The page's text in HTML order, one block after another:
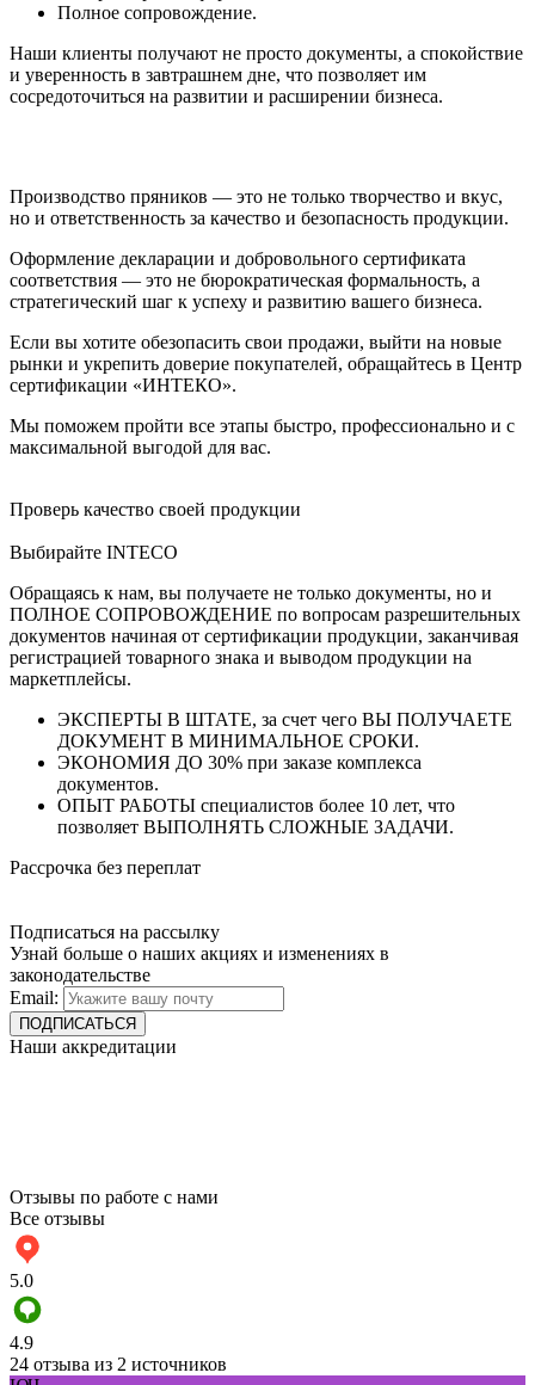
Полное сопровождение.
Наши клиенты получают не просто документы, а спокойствие
и уверенность в завтрашнем дне, что позволяет им
сосредоточиться на развитии и расширении бизнеса.
Производство пряников — это не только творчество и вкус,
но и ответственность за качество и безопасность продукции.
Оформление декларации и добровольного сертификата
соответствия — это не бюрократическая формальность, а
стратегический шаг к успеху и развитию вашего бизнеса.
Если вы хотите обезопасить свои продажи, выйти на новые
рынки и укрепить доверие покупателей, обращайтесь в Центр
сертификации «ИНТЕКО».
Мы поможем пройти все этапы быстро, профессионально и с
максимальной выгодой для вас.
Проверь качество своей продукции
Выбирайте INTECO
Обращаясь к нам, вы получаете не только документы, но и
ПОЛНОЕ СОПРОВОЖДЕНИЕ по вопросам разрешительных
документов начиная от сертификации продукции, заканчивая
регистрацией товарного знака и выводом продукции на
маркетплейсы.
ЭКСПЕРТЫ В ШТАТЕ, за счет чего ВЫ ПОЛУЧАЕТЕ
ДОКУМЕНТ В МИНИМАЛЬНОЕ СРОКИ.
ЭКОНОМИЯ ДО 30% при заказе комплекса
документов.
ОПЫТ РАБОТЫ специалистов более 10 лет, что
позволяет ВЫПОЛНЯТЬ СЛОЖНЫЕ ЗАДАЧИ.
Рассрочка без переплат
Подписаться на рассылку
Узнай больше о наших акциях и изменениях в
законодательстве
Email:
Наши аккредитации
Отзывы по работе с нами
Все отзывы
5.0
4.9
24 отзыва из 2 источников